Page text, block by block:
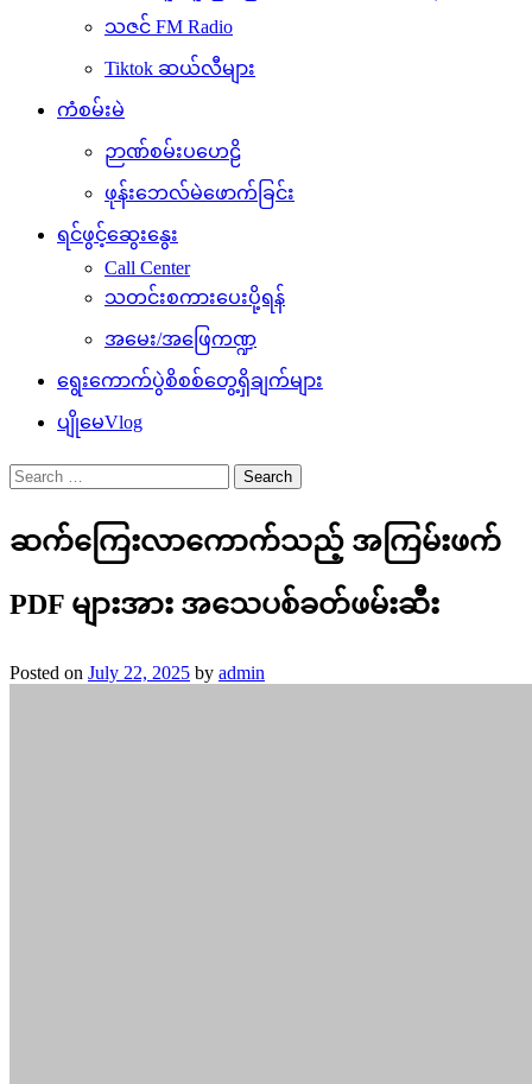
သဇင် FM Radio
Tiktok ဆယ်လီများ
ကံစမ်းမဲ
ဉာဏ်စမ်းပဟေဠိ
ဖုန်းဘေလ်မဲဖောက်ခြင်း
ရင်ဖွင့်ဆွေးနွေး
Call Center
သတင်းစကားပေးပို့ရန်
အမေး/အဖြေကဏ္ဍ
ရွေးကောက်ပွဲစိစစ်တွေ့ရှိချက်များ
ပျိုမေVlog
Search
for:
ဆက်ကြေးလာကောက်သည့် အကြမ်းဖက်
PDF များအား အသေပစ်ခတ်ဖမ်းဆီး
Posted on July 22, 2025 by admin